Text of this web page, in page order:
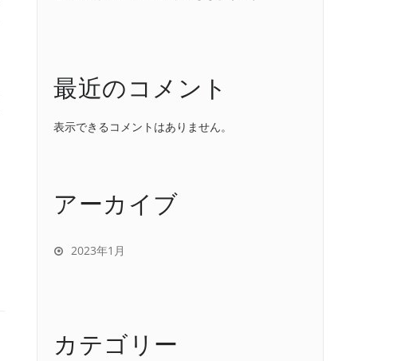
最近のコメント
表示できるコメントはありません。
アーカイブ
2023年1月
カテゴリー